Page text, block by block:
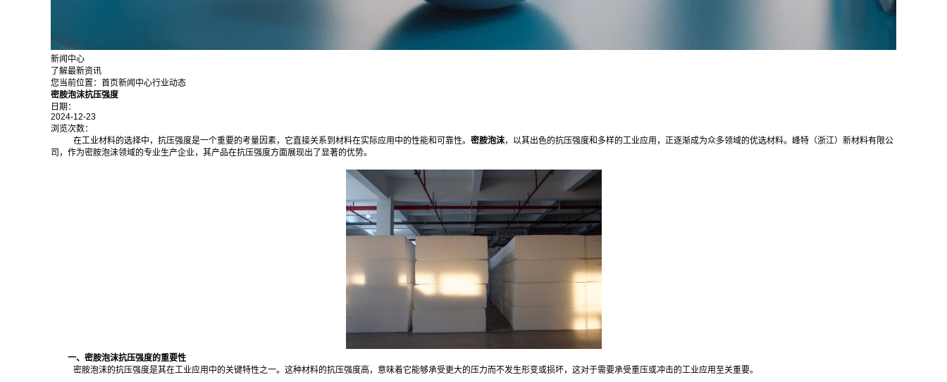
新闻中心
了解最新资讯
您当前位置： 首页新闻中心行业动态
密胺泡沫抗压强度
日期：
2024-12-23
浏览次数：
在工业材料的选择中，抗压强度是一个重要的考量因素，它直接关系到材料在实际应用中的性能和可靠性。 密胺泡沫，以其出色的抗压强度和多样的工业应用，正逐渐成为众多领域的优选材料。峰特（浙江）新材料有限公
司，作为密胺泡沫领域的专业生产企业，其产品在抗压强度方面展现出了显著的优势。
一、密胺泡沫抗压强度的重要性
密胺泡沫的抗压强度是其在工业应用中的关键特性之一。这种材料的抗压强度高，意味着它能够承受更大的压力而不发生形变或损坏，这对于需要承受重压或冲击的工业应用至关重要。